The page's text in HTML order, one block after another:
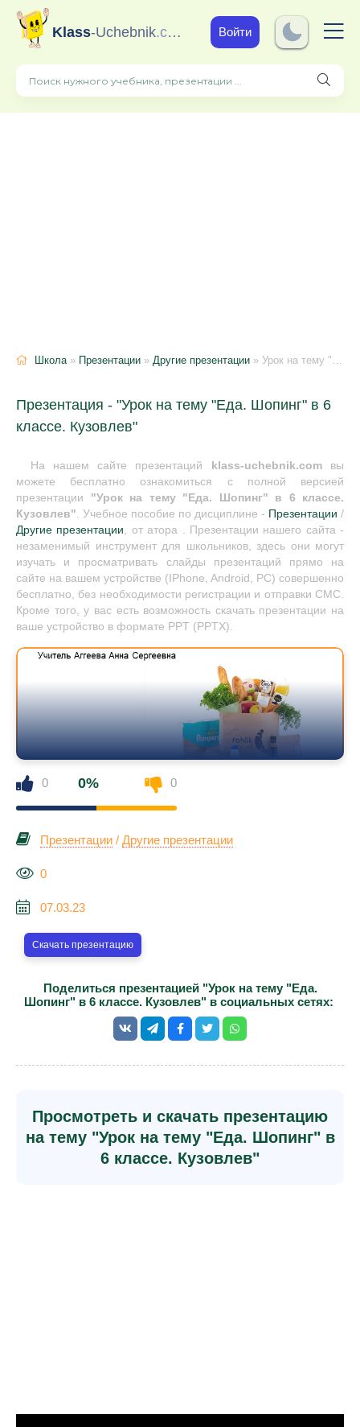
Klass-Uchebnik.com Войти
Школа» Презентации » Другие презентации » Урок на тему "Еда. Шопинг" в 6 классе. Кузовлев
Презентация - "Урок на тему "Еда. Шопинг" в 6
классе. Кузовлев"
На нашем сайте презентаций klass-uchebnik.comвы
можете бесплатно ознакомиться с полной версией
презентации "Урок на тему "Еда. Шопинг" в 6 классе.
Кузовлев". Учебное пособие по дисциплине - Презентации /
Другие презентации, от атора . Презентации нашего сайта -
незаменимый инструмент для школьников, здесь они могут
изучать и просматривать слайды презентаций прямо на
сайте на вашем устройстве (IPhone, Android, PC) совершенно
бесплатно, без необходимости регистрации и отправки СМС.
Кроме того, у вас есть возможность скачать презентации на
ваше устройство в формате PPT (PPTX).
0 0% 0
Презентации / Другие презентации
0
07.03.23
Скачать презентацию
Поделиться презентацией "Урок на тему "Еда.
Шопинг" в 6 классе. Кузовлев" в социальных сетях:
Просмотреть и скачать презентацию
на тему "Урок на тему "Еда. Шопинг" в
6 классе. Кузовлев"